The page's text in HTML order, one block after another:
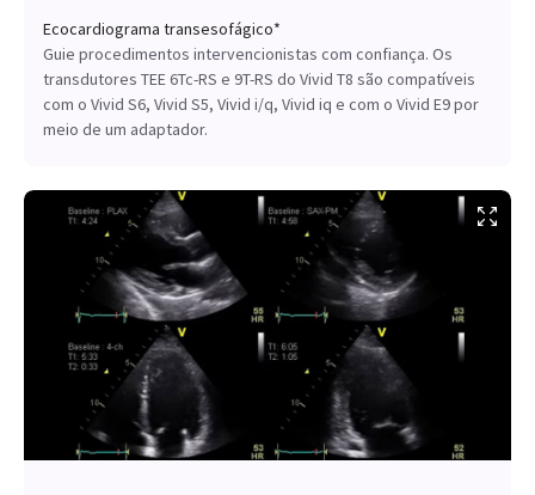
Ecocardiograma transesofágico*
Guie procedimentos intervencionistas com confiança. Os
transdutores TEE 6Tc-RS e 9T-RS do Vivid T8 são compatíveis
com o Vivid S6, Vivid S5, Vivid i/q, Vivid iq e com o Vivid E9 por
meio de um adaptador.